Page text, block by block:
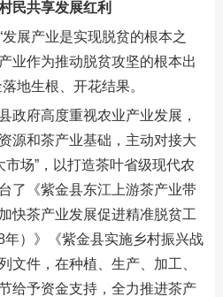
民共享发展红利
展产业是实现脱贫的根本之
业作为推动脱贫攻坚的根本出
地生根、开花结果。
政府高度重视农业产业发展，
源和茶产业基础，主动对接大
市场”，以打造茶叶省级现代农
了《紫金县东江上游茶产业带
快茶产业发展促进精准脱贫工
）》《紫金县实施乡村振兴战
文件，在种植、生产、加工、
给予资金支持，全力推进茶产